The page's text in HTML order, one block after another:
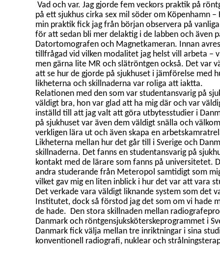
Vad och var. Jag gjorde fem veckors praktik på
på ett sjukhus cirka sex mil söder om Köpenhamn –
min praktik fick jag från början observera på
för att sedan bli mer delaktig i de labben och även
Datortomografen och Magnetkameran. Innan
tillfrågad vid vilken modalitet jag helst vill arbeta –
men gärna lite MR och slätröntgen också. Det var
att se hur de gjorde på sjukhuset i jämförelse med
likheterna och skillnaderna var roliga att iaktta.
Relationen med den som var studentansvarig på
väldigt bra, hon var glad att ha mig där och var
inställd till att jag valt att göra utbytesstudier i
på sjukhuset var även dem väldigt snälla och
verkligen lära ut och även skapa en
Likheterna mellan hur det går till i Sverige och
skillnaderna. Det fanns en studentansvarig på
kontakt med de lärare som fanns på universitetet.
andra studerande från Meteropol samtidigt som
vilket gav mig en liten inblick i hur det var att vara
Det verkade vara väldigt liknande system som det
Institutet, dock så förstod jag det som om vi hade
de hade. Den stora skillnaden mellan
Danmark och röntgensjuksköterskeprogrammet i
Danmark fick välja mellan tre inriktningar i sina
konventionell radiografi, nuklear och